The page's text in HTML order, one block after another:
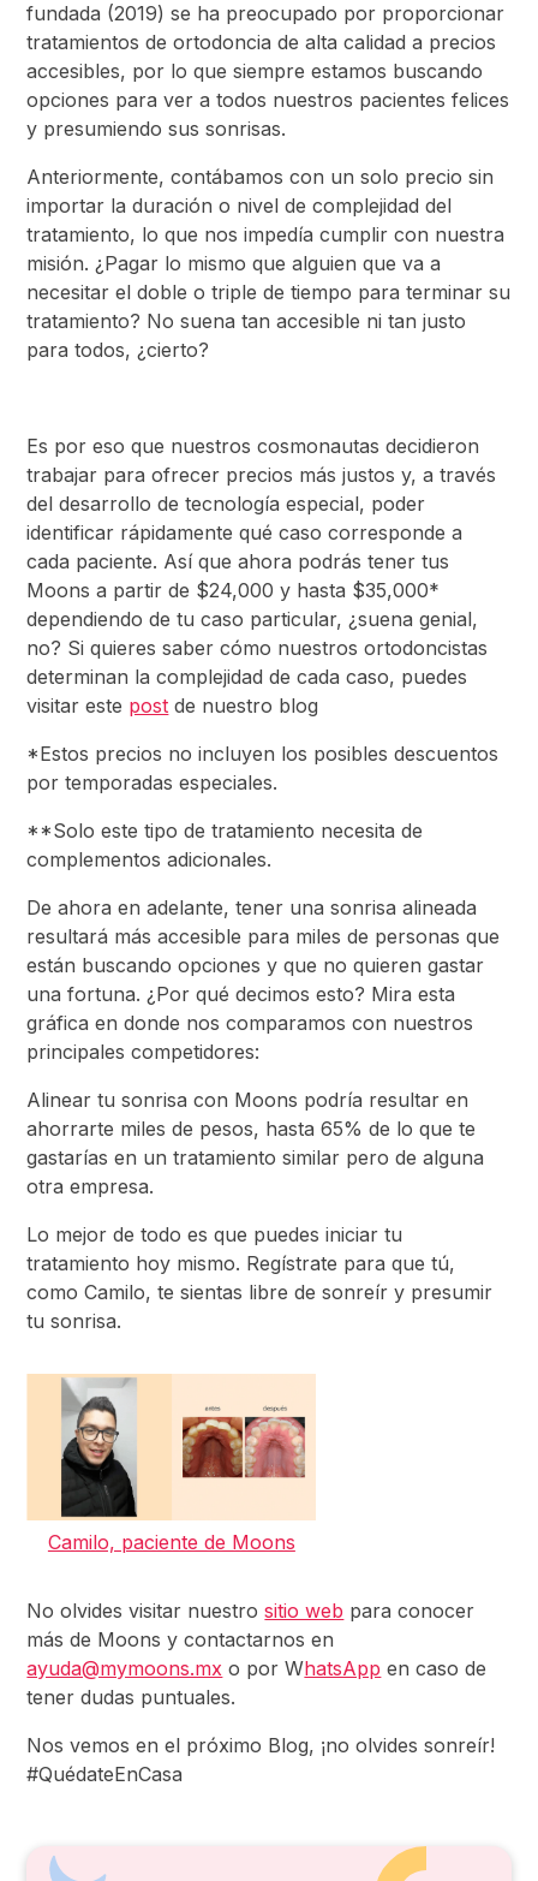
fundada (2019) se ha preocupado por proporcionar
tratamientos de ortodoncia de alta calidad a precios
accesibles, por lo que siempre estamos buscando
opciones para ver a todos nuestros pacientes felices
y presumiendo sus sonrisas.
Anteriormente, contábamos con un solo precio sin
importar la duración o nivel de complejidad del
tratamiento, lo que nos impedía cumplir con nuestra
misión. ¿Pagar lo mismo que alguien que va a
necesitar el doble o triple de tiempo para terminar su
tratamiento? No suena tan accesible ni tan justo
para todos, ¿cierto?
Es por eso que nuestros cosmonautas decidieron
trabajar para ofrecer precios más justos y, a través
del desarrollo de tecnología especial, poder
identificar rápidamente qué caso corresponde a
cada paciente. Así que ahora podrás tener tus
Moons a partir de $24,000 y hasta $35,000*
dependiendo de tu caso particular, ¿suena genial,
no? Si quieres saber cómo nuestros ortodoncistas
determinan la complejidad de cada caso, puedes
visitar este post de nuestro blog
*Estos precios no incluyen los posibles descuentos
por temporadas especiales.
**Solo este tipo de tratamiento necesita de
complementos adicionales.
De ahora en adelante, tener una sonrisa alineada
resultará más accesible para miles de personas que
están buscando opciones y que no quieren gastar
una fortuna. ¿Por qué decimos esto? Mira esta
gráfica en donde nos comparamos con nuestros
principales competidores:
Alinear tu sonrisa con Moons podría resultar en
ahorrarte miles de pesos, hasta 65% de lo que te
gastarías en un tratamiento similar pero de alguna
otra empresa.
Lo mejor de todo es que puedes iniciar tu
tratamiento hoy mismo. Regístrate para que tú,
como Camilo, te sientas libre de sonreír y presumir
tu sonrisa.
Camilo, paciente de Moons
No olvides visitar nuestrositio web para conocer
más de Moons y contactarnos en
ayuda@mymoons.mx o por WhatsApp en caso de
tener dudas puntuales.
Nos vemos en el próximo Blog, ¡no olvides sonreír!
#QuédateEnCasa